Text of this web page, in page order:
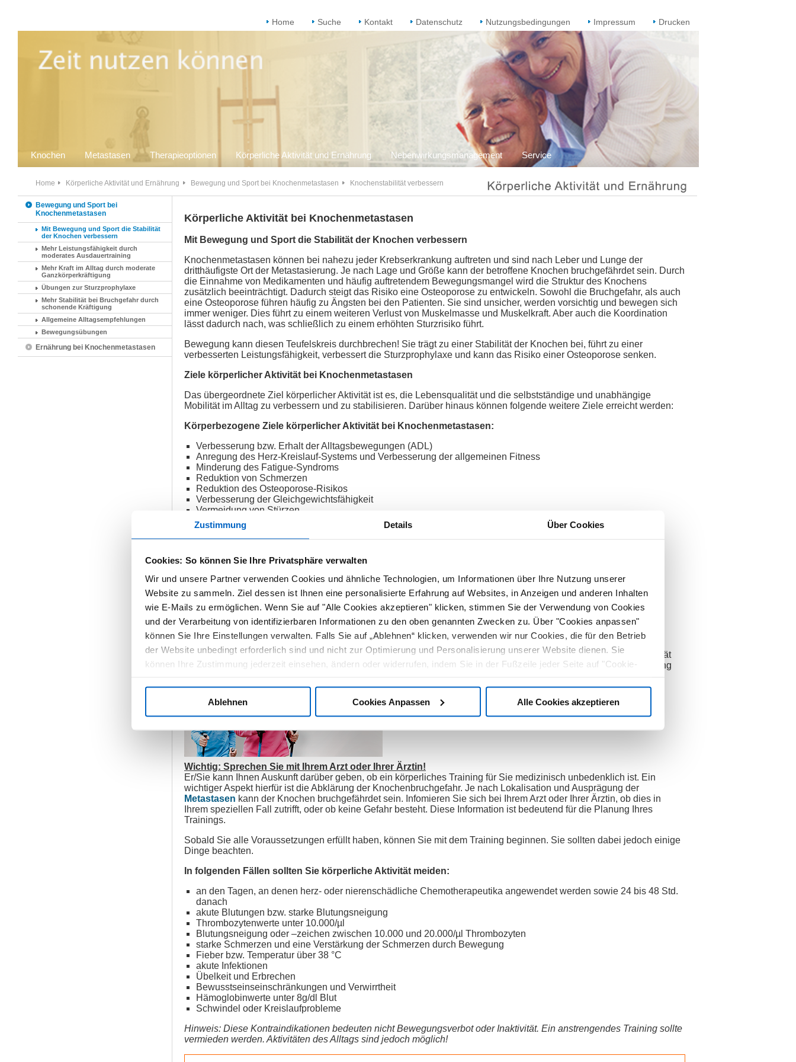
Zustimmung Details Über Cookies
Cookies: So können Sie Ihre Privatsphäre verwalten
Wir und unsere Partner verwenden Cookies und ähnliche Technologien, um Informationen über Ihre Nutzung unserer
Website zu sammeln. Ziel dessen ist Ihnen eine personalisierte Erfahrung auf Websites, in Anzeigen und anderen Inhalten
wie E-Mails zu ermöglichen. Wenn Sie auf "Alle Cookies akzeptieren" klicken, stimmen Sie der Verwendung von Cookies
und der Verarbeitung von identifizierbaren Informationen zu den oben genannten Zwecken zu. Über "Cookies anpassen"
können Sie Ihre Einstellungen verwalten. Falls Sie auf „Ablehnen“ klicken, verwenden wir nur Cookies, die für den Betrieb
der Website unbedingt erforderlich sind und nicht zur Optimierung und Personalisierung unserer Website dienen. Sie
können Ihre Zustimmung jederzeit einsehen, ändern oder widerrufen, indem Sie in der Fußzeile jeder Seite auf "Cookie-
Ablehnen Cookies Anpassen Alle Cookies akzeptieren
Home Suche Kontakt Datenschutz Nutzungsbedingungen Impressum Drucken
Knochen Metastasen Therapieoptionen Körperliche Aktivität und Ernährung Nebenwirkungsmanagement Service
Home Körperliche Aktivität und Ernährung Bewegung und Sport bei Knochenmetastasen Knochenstabilität verbessern
Bewegung und Sport bei
Knochenmetastasen
Mit Bewegung und Sport die Stabilität
der Knochen verbessern
Mehr Leistungsfähigkeit durch
moderates Ausdauertraining
Mehr Kraft im Alltag durch moderate
Ganzkörperkräftigung
Übungen zur Sturzprophylaxe
Mehr Stabilität bei Bruchgefahr durch
schonende Kräftigung
Allgemeine Alltagsempfehlungen
Bewegungsübungen
Ernährung bei Knochenmetastasen
Körperliche Aktivität bei Knochenmetastasen
Mit Bewegung und Sport die Stabilität der Knochen verbessern
Knochenmetastasen können bei nahezu jeder Krebserkrankung auftreten und sind nach Leber und Lunge der
dritthäufigste Ort der Metastasierung. Je nach Lage und Größe kann der betroffene Knochen bruchgefährdet sein. Durch
die Einnahme von Medikamenten und häufig auftretendem Bewegungsmangel wird die Struktur des Knochens
zusätzlich beeinträchtigt. Dadurch steigt das Risiko eine Osteoporose zu entwickeln. Sowohl die Bruchgefahr, als auch
eine Osteoporose führen häufig zu Ängsten bei den Patienten. Sie sind unsicher, werden vorsichtig und bewegen sich
immer weniger. Dies führt zu einem weiteren Verlust von Muskelmasse und Muskelkraft. Aber auch die Koordination
lässt dadurch nach, was schließlich zu einem erhöhten Sturzrisiko führt.
Bewegung kann diesen Teufelskreis durchbrechen! Sie trägt zu einer Stabilität der Knochen bei, führt zu einer
verbesserten Leistungsfähigkeit, verbessert die Sturzprophylaxe und kann das Risiko einer Osteoporose senken.
Ziele körperlicher Aktivität bei Knochenmetastasen
Das übergeordnete Ziel körperlicher Aktivität ist es, die Lebensqualität und die selbstständige und unabhängige
Mobilität im Alltag zu verbessern und zu stabilisieren. Darüber hinaus können folgende weitere Ziele erreicht werden:
Körperbezogene Ziele körperlicher Aktivität bei Knochenmetastasen:
Verbesserung bzw. Erhalt der Alltagsbewegungen (ADL)
Anregung des Herz-Kreislauf-Systems und Verbesserung der allgemeinen Fitness
Minderung des Fatigue-Syndroms
Reduktion von Schmerzen
Reduktion des Osteoporose-Risikos
Verbesserung der Gleichgewichtsfähigkeit
Vermeidung von Stürzen
Psychische und psychosoziale Ziele körperlicher Aktivität bei Knochenmetastasen:
Mut, sich wieder zu zeigen
„Raus aus der sozialen Isolation“ und Förderung der Kommunikation
Spaß und Freude
Austausch von Erfahrungen und Informationen
Gruppenerleben
Voraussetzungen für körperliche Aktivität bei Knochenmetastasen
Sie sind nun über die positiven Auswirkungen körperlicher Aktivität
beiKnochenmetastasen informiert und möchten mit dem Training
beachten sollten und welche Voraussetzungen zu erfüllen sind.
Wichtig: Sprechen Sie mit Ihrem Arzt oder Ihrer Ärztin!
Er/Sie kann Ihnen Auskunft darüber geben, ob ein körperliches Training für Sie medizinisch unbedenklich ist. Ein
wichtiger Aspekt hierfür ist die Abklärung der Knochenbruchgefahr. Je nach Lokalisation und Ausprägung der
Metastasen kann der Knochen bruchgefährdet sein. Infomieren Sie sich bei Ihrem Arzt oder Ihrer Ärztin, ob dies in
Ihrem speziellen Fall zutrifft, oder ob keine Gefahr besteht. Diese Information ist bedeutend für die Planung Ihres
Trainings.
Sobald Sie alle Voraussetzungen erfüllt haben, können Sie mit dem Training beginnen. Sie sollten dabei jedoch einige
Dinge beachten.
In folgenden Fällen sollten Sie körperliche Aktivität meiden:
an den Tagen, an denen herz- oder nierenschädliche Chemotherapeutika angewendet werden sowie 24 bis 48 Std.
danach
akute Blutungen bzw. starke Blutungsneigung
Thrombozytenwerte unter 10.000/µl
Blutungsneigung oder –zeichen zwischen 10.000 und 20.000/µl Thrombozyten
starke Schmerzen und eine Verstärkung der Schmerzen durch Bewegung
Fieber bzw. Temperatur über 38 °C
akute Infektionen
Übelkeit und Erbrechen
Bewusstseinseinschränkungen und Verwirrtheit
Hämoglobinwerte unter 8g/dl Blut
Schwindel oder Kreislaufprobleme
Hinweis: Diese Kontraindikationen bedeuten nicht Bewegungsverbot oder Inaktivität. Ein anstrengendes Training sollte
vermieden werden. Aktivitäten des Alltags sind jedoch möglich!